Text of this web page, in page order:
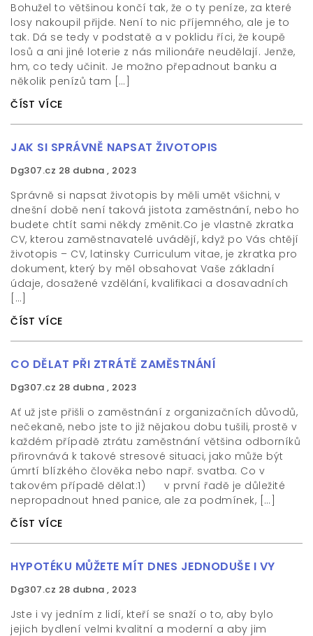
Bohužel to většinou končí tak, že o ty peníze, za které
losy nakoupil přijde. Není to nic příjemného, ale je to
tak. Dá se tedy v podstatě a v poklidu říci, že koupě
losů a ani jiné loterie z nás milionáře neudělají. Jenže,
hm, co tedy učinit. Je možno přepadnout banku a
několik penízů tam […]
ČÍST VÍCE
JAK SI SPRÁVNĚ NAPSAT ŽIVOTOPIS
Dg307.cz 28 dubna , 2023
Správně si napsat životopis by měli umět všichni, v
dnešní době není taková jistota zaměstnání, nebo ho
budete chtít sami někdy změnit.Co je vlastně zkratka
CV, kterou zaměstnavatelé uvádějí, když po Vás chtějí
životopis – CV, latinsky Curriculum vitae, je zkratka pro
dokument, který by měl obsahovat Vaše základní
údaje, dosažené vzdělání, kvalifikaci a dosavadních
[…]
ČÍST VÍCE
CO DĚLAT PŘI ZTRÁTĚ ZAMĚSTNÁNÍ
Dg307.cz 28 dubna , 2023
Ať už jste přišli o zaměstnání z organizačních důvodů,
nečekaně, nebo jste to již nějakou dobu tušili, prostě v
každém případě ztrátu zaměstnání většina odborníků
přirovnává k takové stresové situaci, jako může být
úmrtí blízkého člověka nebo např. svatba. Co v
takovém případě dělat:1) v první řadě je důležité
nepropadnout hned panice, ale za podmínek, […]
ČÍST VÍCE
HYPOTÉKU MŮŽETE MÍT DNES JEDNODUŠE I VY
Dg307.cz 28 dubna , 2023
Jste i vy jedním z lidí, kteří se snaží o to, aby bylo
jejich bydlení velmi kvalitní a moderní a aby jim